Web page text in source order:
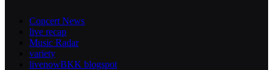
Concert News
live recap
Music Radar
variety
livenowBKK blogspot